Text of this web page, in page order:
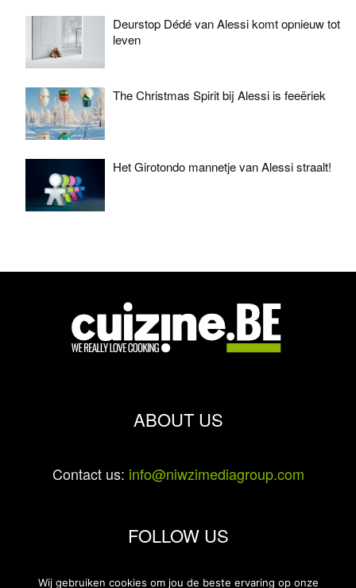
Deurstop Dédé van Alessi komt opnieuw tot
leven
The Christmas Spirit bij Alessi is feeëriek
Het Girotondo mannetje van Alessi straalt!
ABOUT US
Contact us: info@niwzimediagroup.com
FOLLOW US
Wij gebruiken cookies om jou de beste ervaring op onze